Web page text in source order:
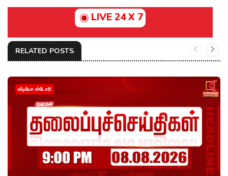
LIVE 24 X 7
RELATED POSTS
வீடியோ ஸ்டோரி